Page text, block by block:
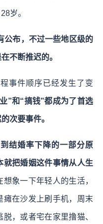
岁。
公布，不过一些地区级的
不断推迟的。
事件顺序已经发生了变
”和“搞钱”都成为了首选
次要事件。
结婚率下降的一部分原
就把婚姻这件事情从人生
想象一下年轻人的生活，
瘫在沙发上刷手机，周末
，或者宅在家里撸猫、